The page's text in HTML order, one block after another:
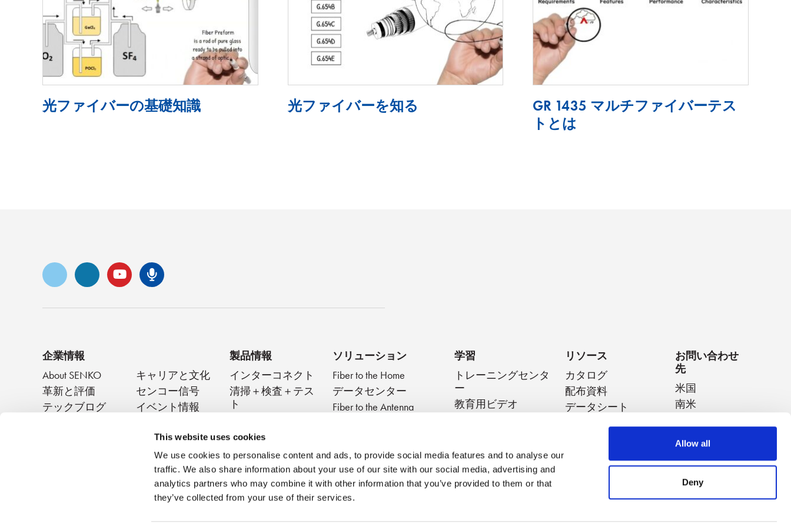
This website uses cookies
We use cookies to personalise content and ads, to provide social media features and to analyse our
traffic. We also share information about your use of our site with our social media, advertising and
analytics partners who may combine it with other information that you’ve provided to them or that
they’ve collected from your use of their services.
Allow all
Deny
光ファイバーの基礎知識 光ファイバーを知る
GR 1435 マルチファイバーテス
トとは
ビメオ LinkedInユーチューブ
センコ・ポッドキャスト
企業情報
About SENKO
キャリアと文化
革新と評価
センコー信号
テックブログ
イベント情報
製品情報
インターコネクト
清掃＋検査＋テス
ト
ソリューション
Fiber to the Home
データセンター
Fiber to the Antenna
学習
トレーニングセンタ
ー
教育用ビデオ
ブログ
ベストプラクティス
ウェビナー
リソース
カタログ
配布資料
データシート
お問い合わせ
先
米国
南米
中国
タイ
オーストラリ
ア